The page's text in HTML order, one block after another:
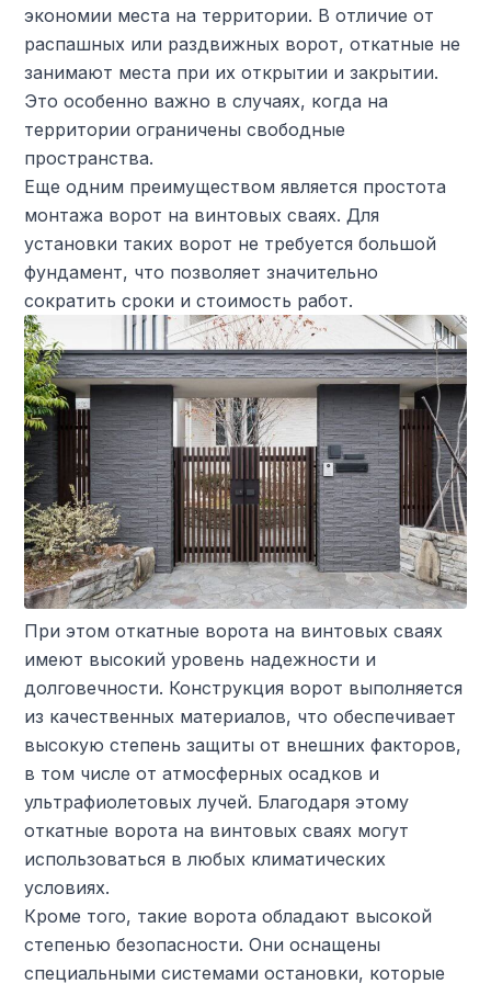
экономии места на территории. В отличие от
распашных или раздвижных ворот, откатные не
занимают места при их открытии и закрытии.
Это особенно важно в случаях, когда на
территории ограничены свободные
пространства.
Еще одним преимуществом является простота
монтажа ворот на винтовых сваях. Для
установки таких ворот не требуется большой
фундамент, что позволяет значительно
сократить сроки и стоимость работ.
При этом откатные ворота на винтовых сваях
имеют высокий уровень надежности и
долговечности. Конструкция ворот выполняется
из качественных материалов, что обеспечивает
высокую степень защиты от внешних факторов,
в том числе от атмосферных осадков и
ультрафиолетовых лучей. Благодаря этому
откатные ворота на винтовых сваях могут
использоваться в любых климатических
условиях.
Кроме того, такие ворота обладают высокой
степенью безопасности. Они оснащены
специальными системами остановки, которые